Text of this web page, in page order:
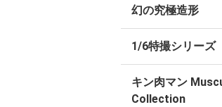
幻の究極造形
1/6特撮シリーズ
キン肉マン
Collection